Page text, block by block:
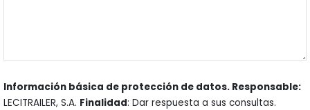
Información básica de protección de datos. Responsable:
LECITRAILER, S.A. Finalidad: Dar respuesta a sus consultas.